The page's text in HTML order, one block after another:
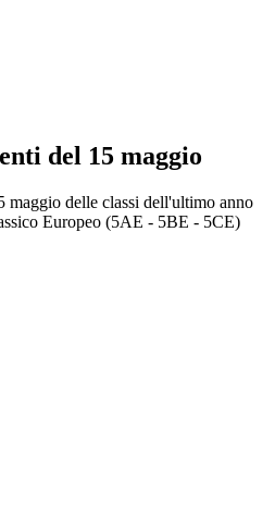
del 15 maggio
delle classi dell'ultimo anno
Europeo (5AE - 5BE - 5CE)